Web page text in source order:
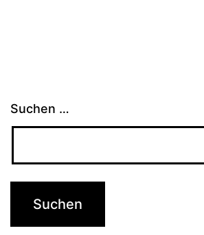
Suchen …